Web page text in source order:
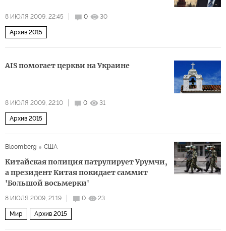
8 ИЮЛЯ 2009, 22:45 0 30
Архив 2015
AIS помогает церкви на Украине
8 ИЮЛЯ 2009, 22:10 0 31
Архив 2015
Bloomberg США
Китайская полиция патрулирует Урумчи,
а президент Китая покидает саммит
'Большой восьмерки'
8 ИЮЛЯ 2009, 21:19 0 23
Мир Архив 2015